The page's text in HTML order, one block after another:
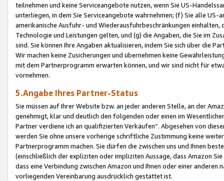
teilnehmen und keine Serviceangebote nutzen, wenn Sie US-
unterliegen, in dem Sie Serviceangebote wahrnehmen; (f) Sie alle
amerikanische Ausfuhr- und Wiederausfuhrbeschränkungen
Technologie und Leistungen gelten, und (g) die Angaben, die Sie im
sind. Sie können Ihre Angaben aktualisieren, indem Sie sich über die
Wir machen keine Zusicherungen und übernehmen keine
mit dem Partnerprogramm erwarten können, und wir sind nicht für
vornehmen.
5.Angabe Ihres Partner-Status
Sie müssen auf Ihrer Website bzw. an jeder anderen Stelle, an der
genehmigt, klar und deutlich den folgenden oder einen im
Partner verdiene ich an qualifizierten Verkäufen“. Abgesehen von
werden Sie ohne unsere vorherige schriftliche Zustimmung keine
Partnerprogramm machen. Sie dürfen die zwischen uns und Ihnen
(einschließlich der expliziten oder impliziten Aussage, dass Amazon
dass eine Verbindung zwischen Amazon und Ihnen oder einer
vorliegenden Vereinbarung ausdrücklich gestattet ist.